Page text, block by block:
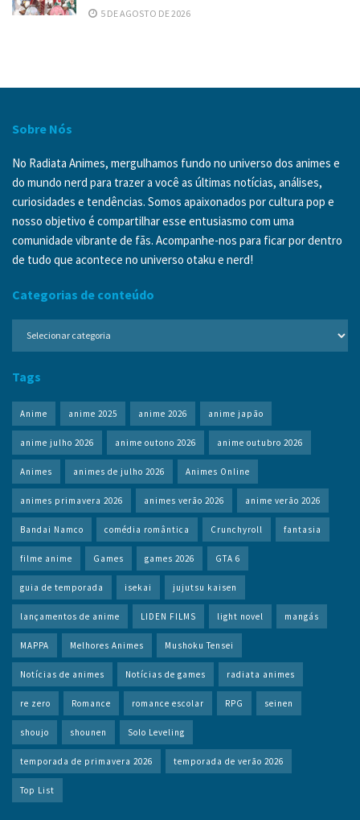
5 DE AGOSTO DE 2026
Sobre Nós
No Radiata Animes, mergulhamos fundo no universo dos animes e
do mundo nerd para trazer a você as últimas notícias, análises,
curiosidades e tendências. Somos apaixonados por cultura pop e
nosso objetivo é compartilhar esse entusiasmo com uma
comunidade vibrante de fãs. Acompanhe-nos para ficar por dentro
de tudo que acontece no universo otaku e nerd!
Categorias de conteúdo
Tags
Anime anime 2025 anime 2026 anime japão
anime julho 2026 anime outono 2026 anime outubro 2026
Animes animes de julho 2026 Animes Online
animes primavera 2026 animes verão 2026 anime verão 2026
Bandai Namco comédia romântica Crunchyroll fantasia
filme anime Games games 2026 GTA 6
guia de temporada isekai jujutsu kaisen
lançamentos de anime LIDEN FILMS light novel mangás
MAPPA Melhores Animes Mushoku Tensei
Notícias de animes Notícias de games radiata animes
re zero Romance romance escolar RPG seinen
shoujo shounen Solo Leveling
temporada de primavera 2026 temporada de verão 2026
Top List